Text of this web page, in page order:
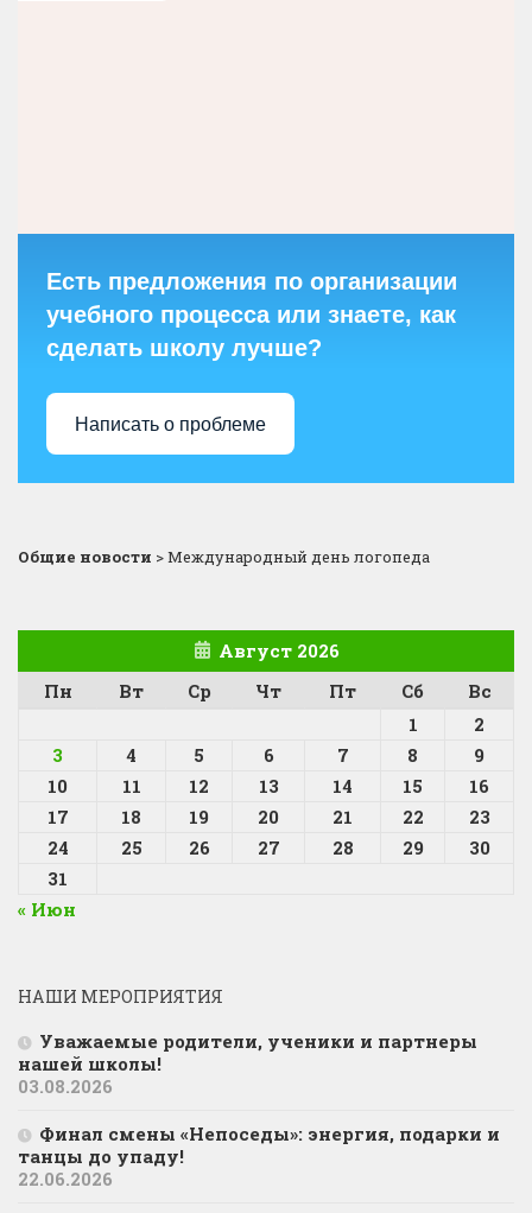
Есть предложения по организации
учебного процесса или знаете, как
сделать школу лучше?
Написать о проблеме
Общие новости >Международный день логопеда
Август 2026
Пн
Вт Ср Чт Пт Сб
Вс
1
2
3
4 5 6 7 8
9
10
11 12 13 14 15
16
17
18 19 20 21 22
23
24
25 26 27 28 29
30
31
« Июн
НАШИ МЕРОПРИЯТИЯ
Уважаемые родители, ученики и партнеры
нашей школы!
03.08.2026
Финал смены «Непоседы»: энергия, подарки и
танцы до упаду!
22.06.2026